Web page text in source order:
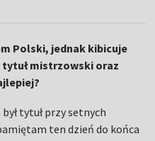
Polski, jednak kibicuje
mistrzowski oraz
tytuł przy setnych
ten dzień do końca